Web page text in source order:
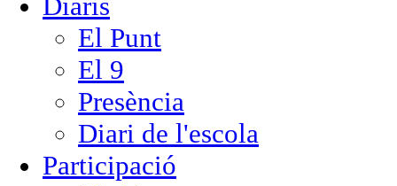
El Punt
El 9
Presència
Diari de l'escola
Participació